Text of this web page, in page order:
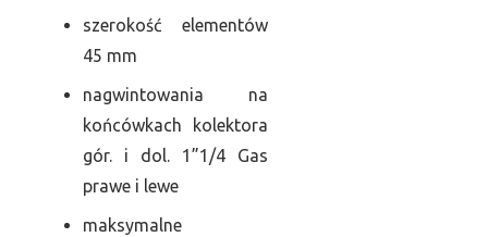
szerokość elementów
45 mm
nagwintowania na
końcówkach kolektora
gór. i dol. 1”1/4 Gas
prawe i lewe
maksymalne